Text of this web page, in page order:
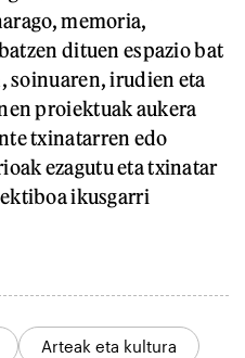
memoria,
dituen espazio bat
soinuaren, irudien eta
proiektuak aukera
txinatarren edo
ezagutu eta txinatar
ikusgarri
Arteak eta kultura